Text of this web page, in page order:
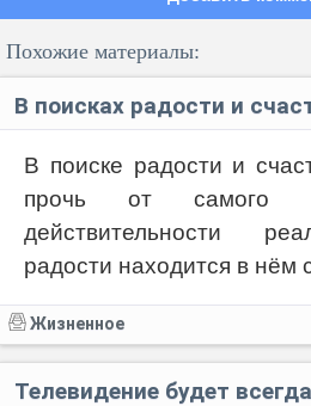
Код:
Похожие материалы:
В поисках радости и
В поиске радости и
прочь от самого
действительности
радости находится в нём
Жизненное
Телевидение будет всегда